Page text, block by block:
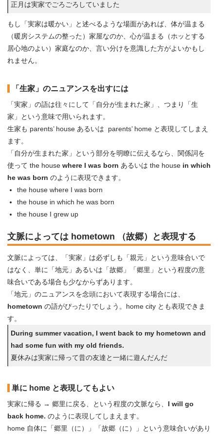
正月は実家でごろごろしていました
もし「実家は暖かい」と述べるような場面があれば、体が温まる
（暖房システムの整った）家屋なのか、心が温まる（ホッとする
居心地のよい）家庭なのか、言い分けを意識した方がよいかもし
れません。
「生家」のニュアンスを出すには
「実家」の語は往々にして「自分が生まれた家」、つまり「生
家」という意味で用いられます。
生家も parents’ house あるいは parents’ home と表現してしまえ
ます。
「自分が生まれた家」という部分を明瞭に伝えるなら、関係詞を
使って the house where I was born あるいは the house in which
he was born のように表現できます。
the house where I was born
the house in which he was born
the house I grew up
文脈によっては hometown （故郷）と表現する
文脈によっては、「実家」は必ずしも「親元」という意味合いで
はなく、単に「地元」あるいは「故郷」「郷里」という程度の意
味合いである場合も少なからずあります。
「地元」のニュアンスを念頭において表現する場合には、
hometown の語がぴったりでしょう。home city とも表現できま
す。
During summer vacation, I went back to my hometown and
had some fun with my old friends.
夏休みは実家に帰って昔の友達と一緒に遊んだんだ
単に home と表現してもよい
実家に帰る → 郷里に戻る、という程度の文脈なら、 I will go
back home. のように表現してしまえます。
home 自体に「郷里（に）」「故郷（に）」という意味合いがあり